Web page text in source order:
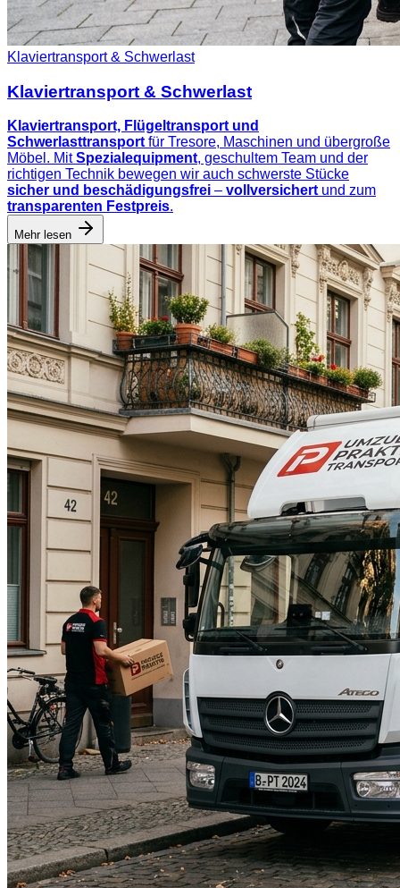
Klaviertransport & Schwerlast
Klaviertransport & Schwerlast
Klaviertransport, Flügeltransport und
Schwerlasttransport für Tresore, Maschinen und übergroße
Möbel. MitSpezialequipment, geschultem Team und der
richtigen Technik bewegen wir auch schwerste Stücke
sicher und beschädigungsfrei – vollversichert und zum
transparenten Festpreis.
Mehr lesen